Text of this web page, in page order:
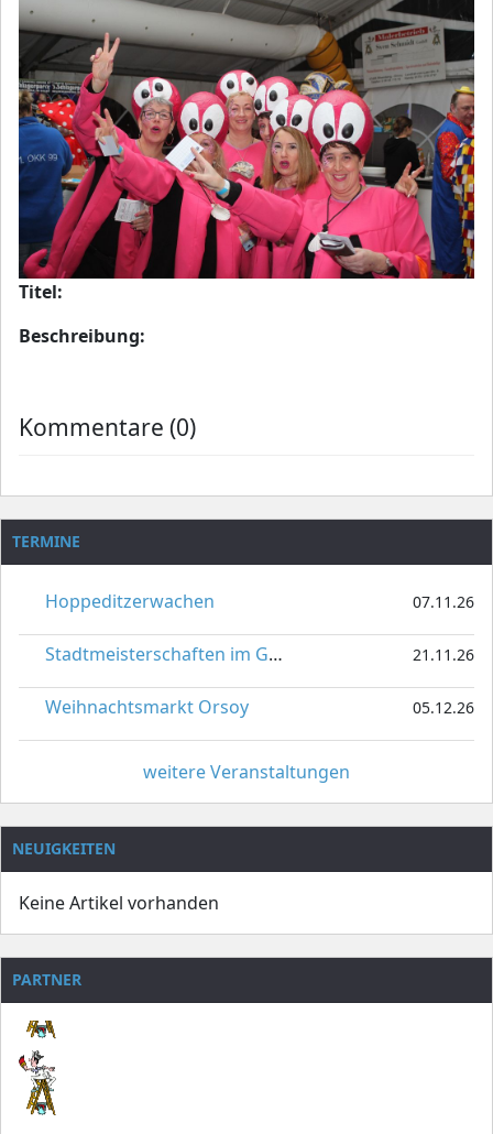
Titel:
Beschreibung:
Kommentare (0)
TERMINE
Hoppeditzerwachen 07.11.26
Stadtmeisterschaften im Gardetanz 21.11.26
Weihnachtsmarkt Orsoy 05.12.26
weitere Veranstaltungen
NEUIGKEITEN
Keine Artikel vorhanden
PARTNER